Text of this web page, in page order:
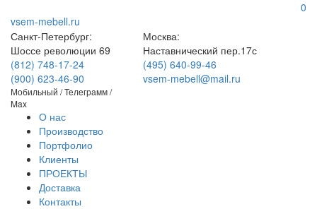
0
vsem-mebell.ru
Санкт-Петербург:
Шоссе революции 69
(812) 748-17-24
(900) 623-46-90
Мобильный / Телеграмм /
Max
Москва:
Наставнический пер.17с
(495) 640-99-46
vsem-mebell@mail.ru
О нас
Производство
Портфолио
Клиенты
ПРОЕКТЫ
Доставка
Контакты